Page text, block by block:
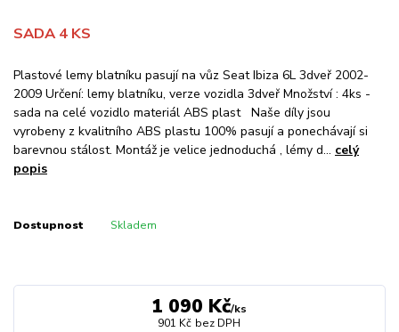
SADA 4 KS
Plastové lemy blatníku pasují na vůz Seat Ibiza 6L 3dveř 2002-
2009 Určení: lemy blatníku, verze vozidla 3dveř Množství : 4ks -
sada na celé vozidlo materiál ABS plast Naše díly jsou
vyrobeny z kvalitního ABS plastu 100% pasují a ponechávají si
barevnou stálost. Montáž je velice jednoduchá , lémy d... celý
popis
Dostupnost Skladem
1 090 Kč/ks
901 Kč bez DPH